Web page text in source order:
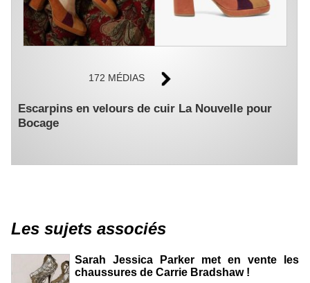
172 MÉDIAS
Escarpins en velours de cuir La Nouvelle pour
Bocage
Les sujets associés
Sarah Jessica Parker met en vente les
chaussures de Carrie Bradshaw !